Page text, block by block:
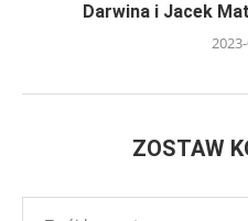
Darwina i Jacek
ZOSTAW